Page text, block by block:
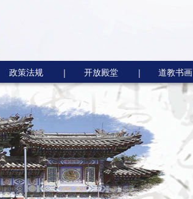
政策法规 开放殿堂
| 道教书画
|